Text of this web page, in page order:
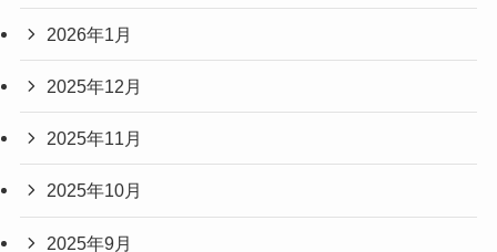
2026年1月
2025年12月
2025年11月
2025年10月
2025年9月